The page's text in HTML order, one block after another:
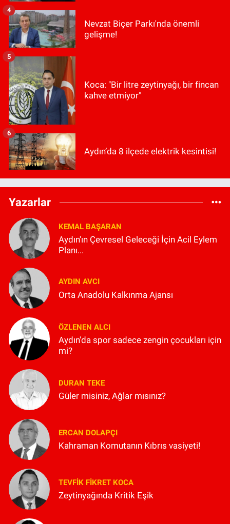
Nevzat Biçer Parkı'nda önemli
gelişme!
4
Koca: "Bir litre zeytinyağı, bir fincan
kahve etmiyor"
5
Aydın’da 8 ilçede elektrik kesintisi!
6
Yazarlar
KEMAL BAŞARAN
Aydın'ın Çevresel Geleceği İçin Acil Eylem
Planı...
AYDIN AVCI
Orta Anadolu Kalkınma Ajansı
ÖZLENEN ALCI
Aydın'da spor sadece zengin çocukları için
mi?
DURAN TEKE
Güler misiniz, Ağlar mısınız?
ERCAN DOLAPÇI
Kahraman Komutanın Kıbrıs vasiyeti!
TEVFIK FIKRET KOCA
Zeytinyağında Kritik Eşik